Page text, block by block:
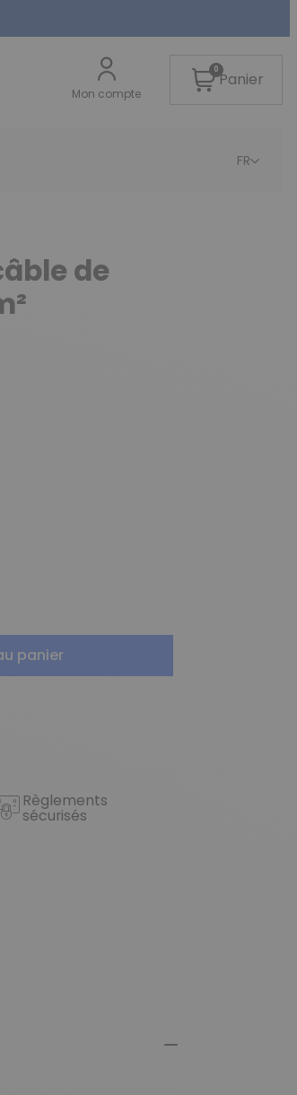
Mon compte
0Panier
FR
de
panier
Règlements
sécurisés